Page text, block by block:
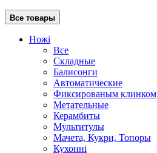
Все товары
Ножі
Все
Складные
Балисонги
Автоматические
Фиксированым клинком
Метательные
Керамбиты
Мультитулы
Мачета, Кукри, Топоры
Кухонні